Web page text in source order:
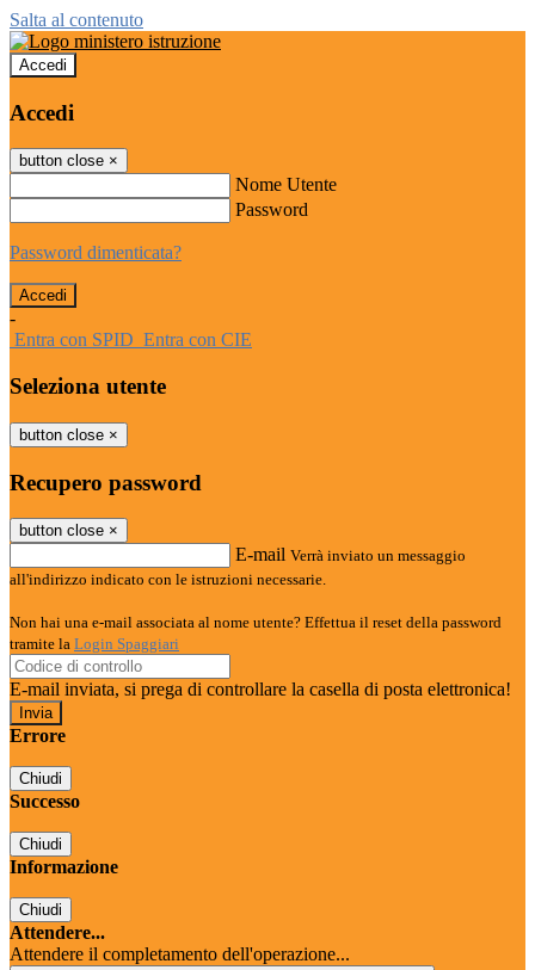
Salta al contenuto
Accedi
Accedi
button close ×
Nome Utente
Password
Password dimenticata?
-
Entra con SPID Entra con CIE
Seleziona utente
button close ×
Recupero password
button close ×
E-mail Verrà inviato un messaggio
all'indirizzo indicato con le istruzioni necessarie.
Non hai una e-mail associata al nome utente? Effettua il reset della password
tramite la Login Spaggiari
E-mail inviata, si prega di controllare la casella di posta elettronica!
Errore
Chiudi
Successo
Chiudi
Informazione
Chiudi
Attendere...
Attendere il completamento dell'operazione...